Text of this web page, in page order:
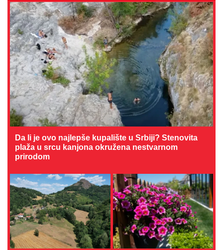
Da li je ovo najlepše kupalište u Srbiji? Stenovita
plaža u srcu kanjona okružena nestvarnom
prirodom